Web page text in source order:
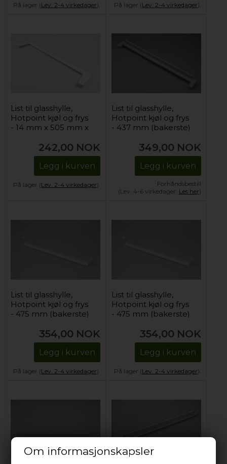
Om informasjonskapsler
På lager (Lev. 2-4 virkedager). På lager (Lev. 2-4 virkedager).
List til glasshylle,
Hotpoint kjøl og frys
- 14 mm x 505 mm x
242,00 NOK
Legg i kurven
På lager (Lev. 2-4 virkedager).
List til glasshylle,
Hotpoint kjøl og frys
- 437 mm (bakerste)
349,00 NOK
Legg i kurven
Forhåndsbestill
(Lev. 4-6 virkedager. Les her)
List til glasshylle,
Hotpoint kjøl og frys
- 475 mm (bakerste)
354,00 NOK
Legg i kurven
På lager (Lev. 2-4 virkedager).
List til glasshylle,
Hotpoint kjøl og frys
- 475 mm (bakerste)
354,00 NOK
Legg i kurven
På lager (Lev. 2-4 virkedager).